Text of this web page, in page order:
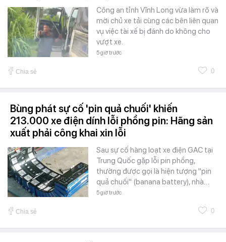
Công an tỉnh Vĩnh Long vừa làm rõ và
mời chủ xe tải cùng các bên liên quan
vụ việc tài xế bị đánh do không cho
vượt xe.
5 giờ trước
Chia sẻ 0
Bùng phát sự cố 'pin quả chuối' khiến
213.000 xe điện dính lỗi phồng pin: Hãng sản
xuất phải công khai xin lỗi
Sau sự cố hàng loạt xe điện GAC tại
Trung Quốc gặp lỗi pin phồng,
thường được gọi là hiện tượng "pin
quả chuối" (banana battery), nhà…
5 giờ trước
Chia sẻ 0